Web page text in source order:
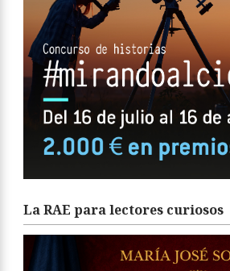
La RAE para lectores curiosos